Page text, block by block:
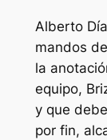
Alberto
mandos
la
equipo,
y que
por fin,